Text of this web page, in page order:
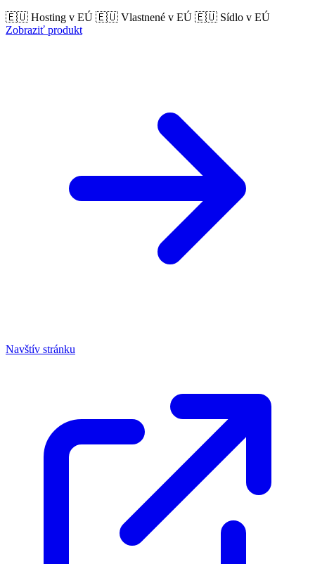
🇪🇺 Hosting v EÚ 🇪🇺 Vlastnené v EÚ 🇪🇺 Sídlo v EÚ
Zobraziť produkt
Navštív stránku